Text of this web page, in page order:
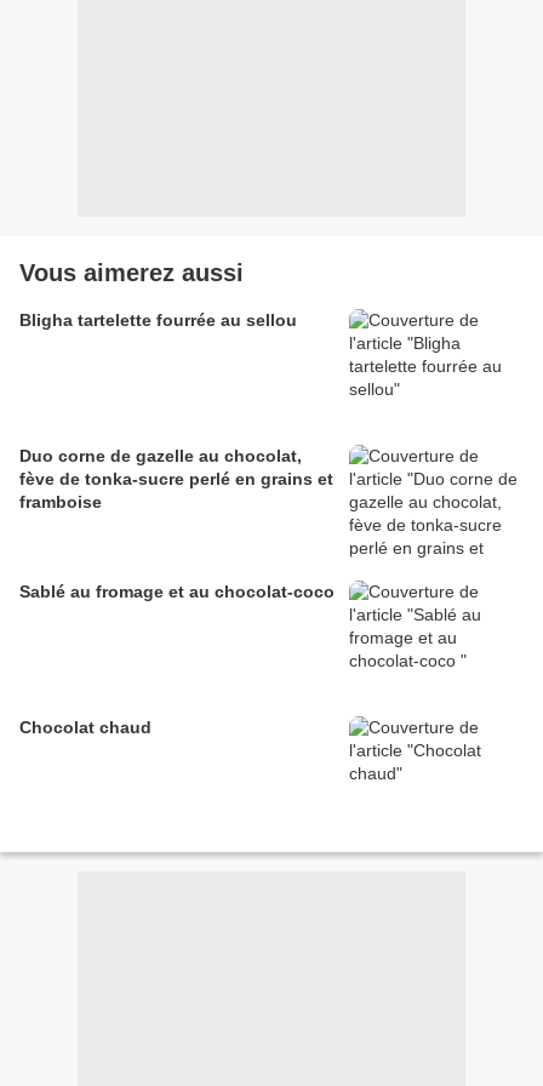
Vous aimerez aussi
Bligha tartelette fourrée au sellou
Duo corne de gazelle au chocolat,
fève de tonka-sucre perlé en grains et
framboise
Sablé au fromage et au chocolat-coco
Chocolat chaud